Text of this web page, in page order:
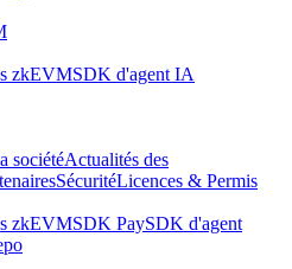
zkEVMSDK d'agent IA
sociétéActualités des
SécuritéLicences & Permis
zkEVMSDK PaySDK d'agent